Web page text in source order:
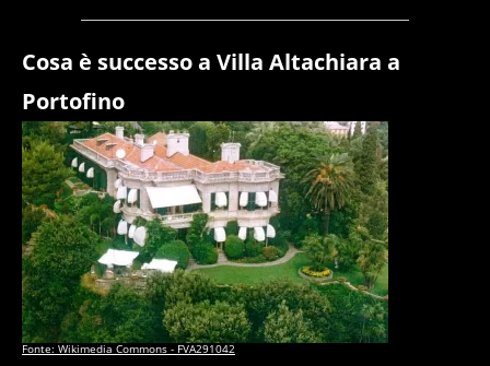
Cosa è successo a Villa Altachiara a
Portofino
Fonte: Wikimedia Commons - FVA291042